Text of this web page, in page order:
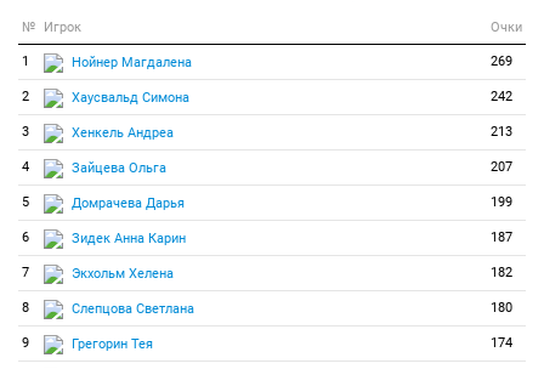
№ Игрок Очки
1 Нойнер Магдалена 269
2 Хаусвальд Симона 242
3 Хенкель Андреа 213
4 Зайцева Ольга 207
5 Домрачева Дарья 199
6 Зидек Анна Карин 187
7 Экхольм Хелена 182
8 Слепцова Светлана 180
9 Грегорин Тея 174